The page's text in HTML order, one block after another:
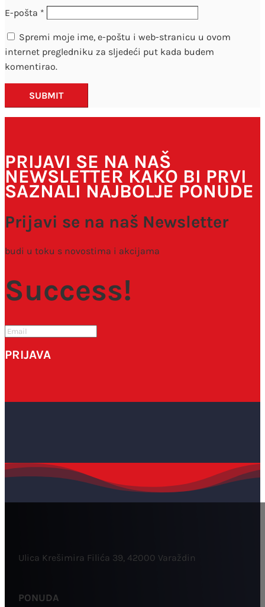
E-pošta *
Spremi moje ime, e-poštu i web-stranicu u ovom
internet pregledniku za sljedeći put kada budem
komentirao.
SUBMIT
PRIJAVI SE NA NAŠ
NEWSLETTER KAKO BI PRVI
SAZNALI NAJBOLJE PONUDE
Prijavi se na naš Newsletter
budi u toku s novostima i akcijama
Success!
PRIJAVA
Ulica Krešimira Filića 39, 42000 Varaždin
PONUDA